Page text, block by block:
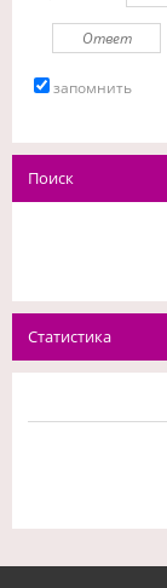
запомнить
Поиск
Статистика